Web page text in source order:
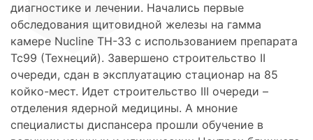
диагностике и лечении. Начались первые
обследования щитовидной железы на гамма
камере Nucline TH-33 с использованием препарата
Тс99 (Технеций). Завершено строительство II
очереди, сдан в эксплуатацию стационар на 85
койко-мест. Идет строительство III очереди –
отделения ядерной медицины. А мноние
специалисты диспансера прошли обучение в